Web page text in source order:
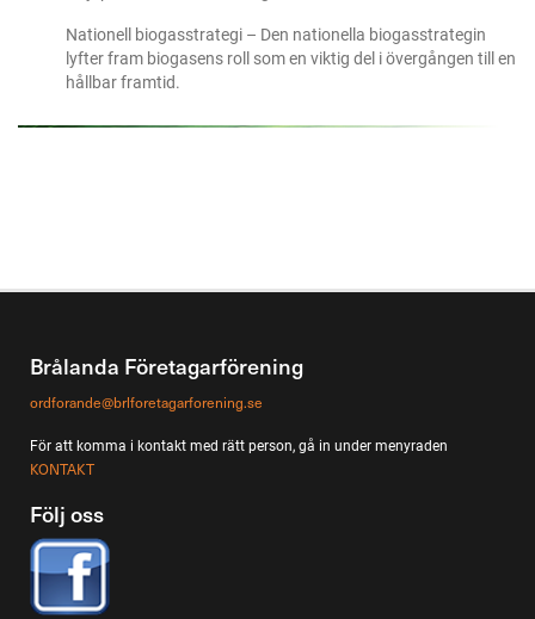
Nationell biogasstrategi – Den nationella biogasstrategin
lyfter fram biogasens roll som en viktig del i övergången till en
hållbar framtid.
Brålanda Företagarförening
ordforande@brlforetagarforening.se
För att komma i kontakt med rätt person, gå in under menyraden
KONTAKT
Följ oss